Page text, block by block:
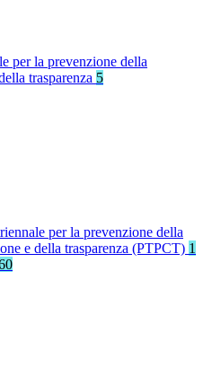
per la prevenzione della
trasparenza 5
per la prevenzione della
e della trasparenza (PTPCT) 1